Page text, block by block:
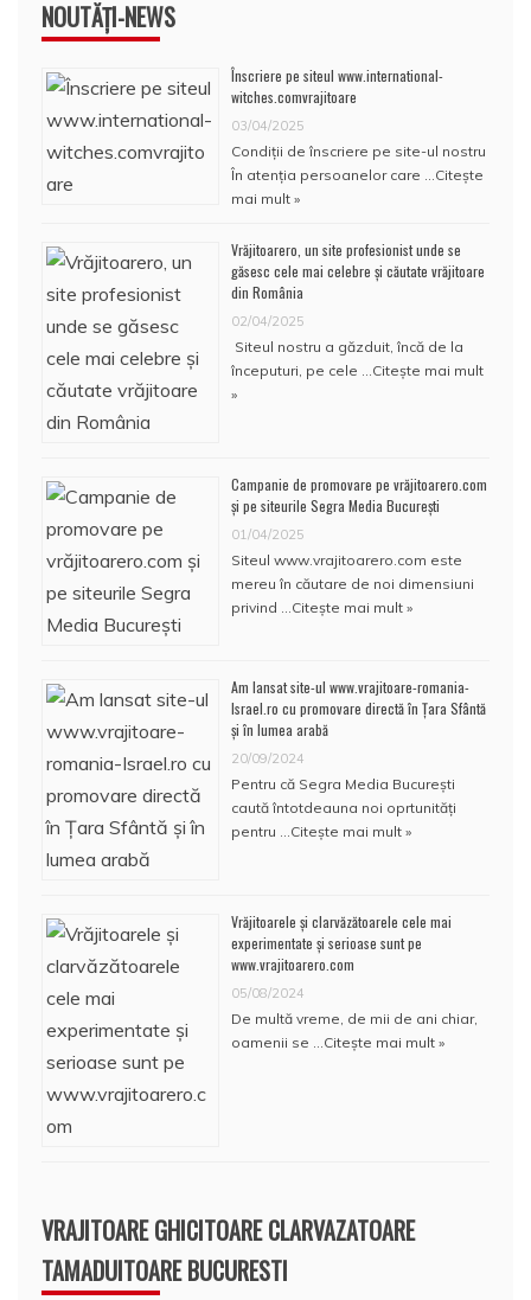
NOUTĂȚI-NEWS
Înscriere pe siteul www.international-
witches.comvrajitoare
03/04/2025
Condiţii de înscriere pe site-ul nostru
În atenţia persoanelor care …Citește
mai mult »
Vrăjitoarero, un site profesionist unde se
găsesc cele mai celebre și căutate vrăjitoare
din România
02/04/2025
Siteul nostru a găzduit, încă de la
începuturi, pe cele …Citește mai mult
»
Campanie de promovare pe vrăjitoarero.com
și pe siteurile Segra Media București
01/04/2025
Siteul www.vrajitoarero.com este
mereu în căutare de noi dimensiuni
privind …Citește mai mult »
Am lansat site-ul www.vrajitoare-romania-
Israel.ro cu promovare directă în Țara Sfântă
și în lumea arabă
20/09/2024
Pentru că Segra Media București
caută întotdeauna noi oprtunități
pentru …Citește mai mult »
Vrăjitoarele și clarvăzătoarele cele mai
experimentate și serioase sunt pe
www.vrajitoarero.com
05/08/2024
De multă vreme, de mii de ani chiar,
oamenii se …Citește mai mult »
VRAJITOARE GHICITOARE CLARVAZATOARE
TAMADUITOARE BUCURESTI